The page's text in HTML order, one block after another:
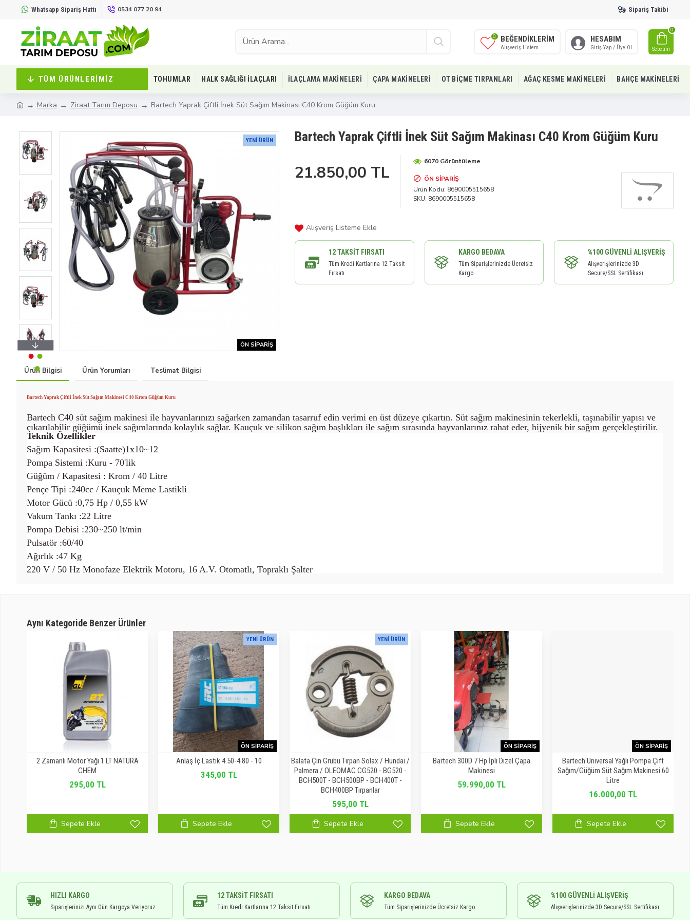
Whatsapp Sipariş Hattı 0534 077 20 94 Sipariş Takibi
BEĞENDIKLERIM
Alışveriş Listem
0 HESABIM
Giriş Yap / Üye Ol Sepetim
0
TÜM ÜRÜNLERIMIZ TOHUMLAR HALK SAĞLIĞI İLAÇLARI İLAÇLAMA MAKINELERI ÇAPA MAKINELERI OT BIÇME TIRPANLARI AĞAÇ KESME MAKINELERI BAHÇE MAKINELERI
Marka Ziraat Tarım Deposu Bartech Yaprak Çiftli İnek Süt Sağım Makinası C40 Krom Güğüm Kuru
YENI ÜRÜN
ÖN SIPARIŞ
Bartech Yaprak Çiftli İnek Süt Sağım Makinası C40 Krom Güğüm Kuru
21.850,00 TL
ÖN SIPARIŞ
Ürün Kodu: 8690005515658
SKU: 8690005515658
6070 Görüntüleme
Alışveriş Listeme Ekle
12 TAKSIT FIRSATI
Tüm Kredi Kartlarına 12 Taksit
Fırsatı
KARGO BEDAVA
Tüm Siparişlerinizde Ücretsiz
Kargo
%100 GÜVENLI ALIŞVERIŞ
Alışverişlerinizde 3D
Secure/SSL Sertifikası
Ürün Bilgisi Ürün Yorumları Teslimat Bilgisi
Bartech Yaprak Çiftli İnek Süt Sağım Makinesi C40 Krom Güğüm Kuru
Bartech C40 süt sağım makinesi ile hayvanlarınızı sağarken zamandan tasarruf edin verimi en üst düzeye çıkartın. Süt sağım makinesinin tekerlekli, taşınabilir yapısı ve
çıkarılabilir güğümü inek sağımlarında kolaylık sağlar. Kauçuk ve silikon sağım başlıkları ile sağım sırasında hayvanlarınız rahat eder, hijyenik bir sağım gerçekleştirilir.
Teknik Özellikler
Sağım Kapasitesi :(Saatte)1x10~12
Pompa Sistemi :Kuru - 70'lik
Güğüm / Kapasitesi : Krom / 40 Litre
Pençe Tipi :240cc / Kauçuk Meme Lastikli
Motor Gücü :0,75 Hp / 0,55 kW
Vakum Tankı :22 Litre
Pompa Debisi :230~250 lt/min
Pulsatör :60/40
Ağırlık :47 Kg
220 V / 50 Hz Monofaze Elektrik Motoru, 16 A.V. Otomatlı, Topraklı Şalter
Aynı Kategoride Benzer Ürünler
2 Zamanlı Motor Yağı 1 LT NATURA
CHEM
295,00 TL
Sepete Ekle
YENI ÜRÜN
ÖN SIPARIŞ
Anlaş İç Lastik 4.50-4.80 - 10
345,00 TL
Sepete Ekle
YENI ÜRÜN
Balata Çin Grubu Tırpan Solax / Hundai /
Palmera / OLEOMAC CG520 - BG520 -
BCH500T - BCH500BP - BCH400T -
BCH400BP Tırpanlar
595,00 TL
Sepete Ekle
ÖN SIPARIŞ
Bartech 300D 7 Hp İpli Dizel Çapa
Makinesi
59.990,00 TL
Sepete Ekle
ÖN SIPARIŞ
Bartech Universal Yağlı Pompa Çift
Sağım/Güğüm Süt Sağım Makinesi 60
Litre
16.000,00 TL
Sepete Ekle
HIZLI KARGO
Siparişlerinizi Aynı Gün Kargoya Veriyoruz
12 TAKSIT FIRSATI
Tüm Kredi Kartlarına 12 Taksit Fırsatı
KARGO BEDAVA
Tüm Siparişlerinizde Ücretsiz Kargo
%100 GÜVENLI ALIŞVERIŞ
Alışverişlerinizde 3D Secure/SSL Sertifikası